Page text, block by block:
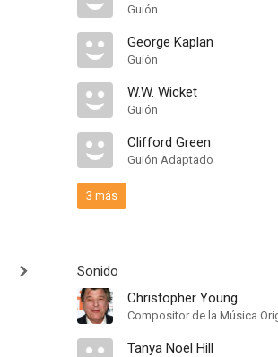
Guión
George Kaplan
Guión
W.W. Wicket
Guión
Clifford Green
Guión Adaptado
3 más
Sonido
Christopher Young
Compositor de la Música
Tanya Noel Hill